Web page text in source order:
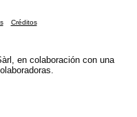
Créditos
en colaboración con una